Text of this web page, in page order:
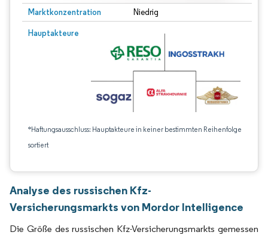
Marktkonzentration Niedrig
Hauptakteure
*Haftungsausschluss: Hauptakteure in keiner bestimmten Reihenfolge
sortiert
Analyse des russischen Kfz-
Versicherungsmarkts von Mordor Intelligence
Die Größe des russischen Kfz-Versicherungsmarkts gemessen